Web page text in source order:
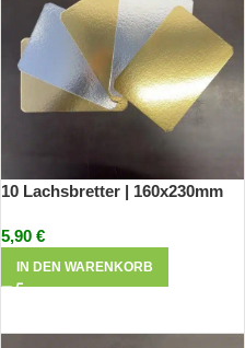
10 Lachsbretter | 160x230mm
5,90 €
IN DEN WARENKORB